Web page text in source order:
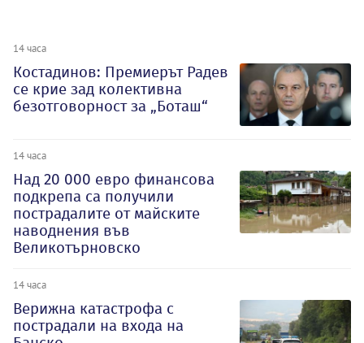
14 часа
Костадинов: Премиерът Радев
се крие зад колективна
безотговорност за „Боташ“
14 часа
Над 20 000 евро финансова
подкрепа са получили
пострадалите от майските
наводнения във
Великотърновско
14 часа
Верижна катастрофа с
пострадали на входа на